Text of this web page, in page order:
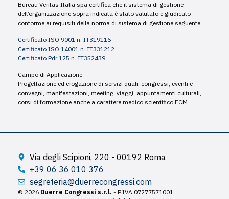
Bureau Veritas Italia spa certifica che il sistema di gestione
dell’organizzazione sopra indicata è stato valutato e giudicato
conforme ai requisiti della norma di sistema di gestione seguente
Certificato ISO 9001 n. IT319116
Certificato ISO 14001 n. IT331212
Certificato Pdr 125 n. IT352439
Campo di Applicazione
Progettazione ed erogazione di servizi quali: congressi, eventi e
convegni, manifestazioni, meeting, viaggi, appuntamenti culturali,
corsi di formazione anche a carattere medico scientifico ECM
Via degli Scipioni, 220 - 00192 Roma
+39 06 36 010 376
segreteria@duerrecongressi.com
© 2026 Duerre Congressi s.r.l. - P.IVA 07277571001